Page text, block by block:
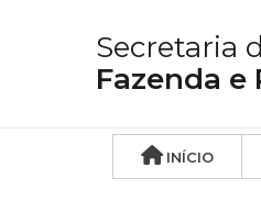
Secretaria
Fazenda
INÍCIO